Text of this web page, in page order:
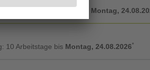
Montag,
10 Arbeitstage bis Montag, 24.08.2026*